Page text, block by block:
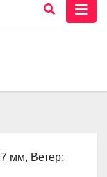
мм, Ветер: